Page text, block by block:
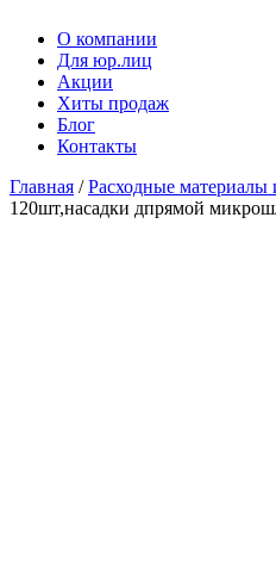
О компании
Для юр.лиц
Акции
Хиты продаж
Блог
Контакты
Главная /Расходные материалы
120шт,насадки дпрямой